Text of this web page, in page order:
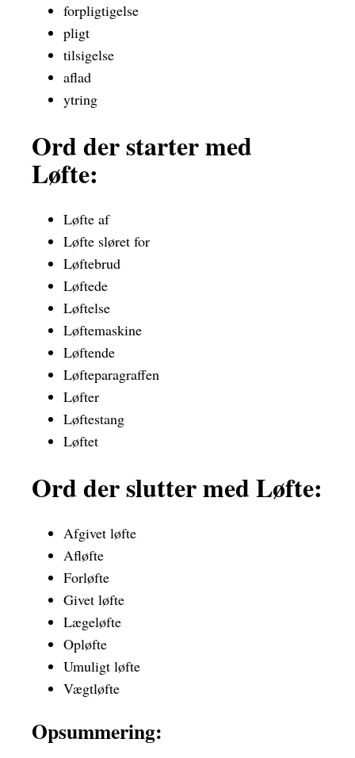
forpligtigelse
pligt
tilsigelse
aflad
ytring
Ord der starter med
Løfte:
Løfte af
Løfte sløret for
Løftebrud
Løftede
Løftelse
Løftemaskine
Løftende
Løfteparagraffen
Løfter
Løftestang
Løftet
Ord der slutter med Løfte:
Afgivet løfte
Afløfte
Forløfte
Givet løfte
Lægeløfte
Opløfte
Umuligt løfte
Vægtløfte
Opsummering: